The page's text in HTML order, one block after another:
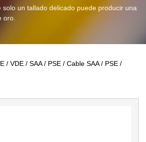
un tallado delicado puede producir una
oro.
/ VDE / SAA / PSE / Cable SAA / PSE /